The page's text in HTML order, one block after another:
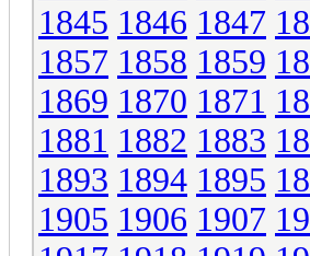
1845 1846 1847
1857 1858 1859
1869 1870 1871
1881 1882 1883
1893 1894 1895
1905 1906 1907